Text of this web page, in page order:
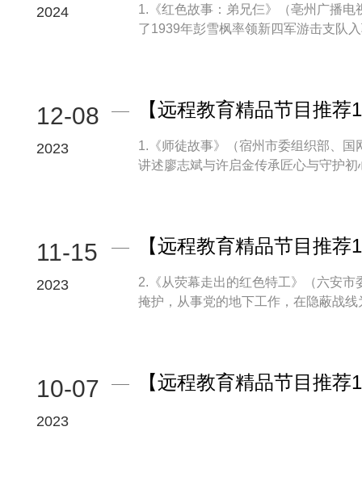
2024
1.《红色故事：弟兄仨》（亳州广播
了1939年彭雪枫率领新四军游击支队
12-08
2023
【远程教育精品节目推荐
1.《师徒故事》（宿州市委组织部、
讲述廖志斌与许启金传承匠心与守护初
11-15
2023
【远程教育精品节目推荐
2.《从荧幕走出的红色特工》（六安市
掩护，从事党的地下工作，在隐蔽战线
10-07
2023
【远程教育精品节目推荐